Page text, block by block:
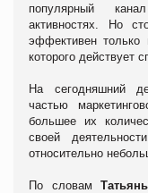
популярный
активностях. Но
эффективен только
которого действует
На сегодняшний
частью
большее их
своей
относительно
По словам